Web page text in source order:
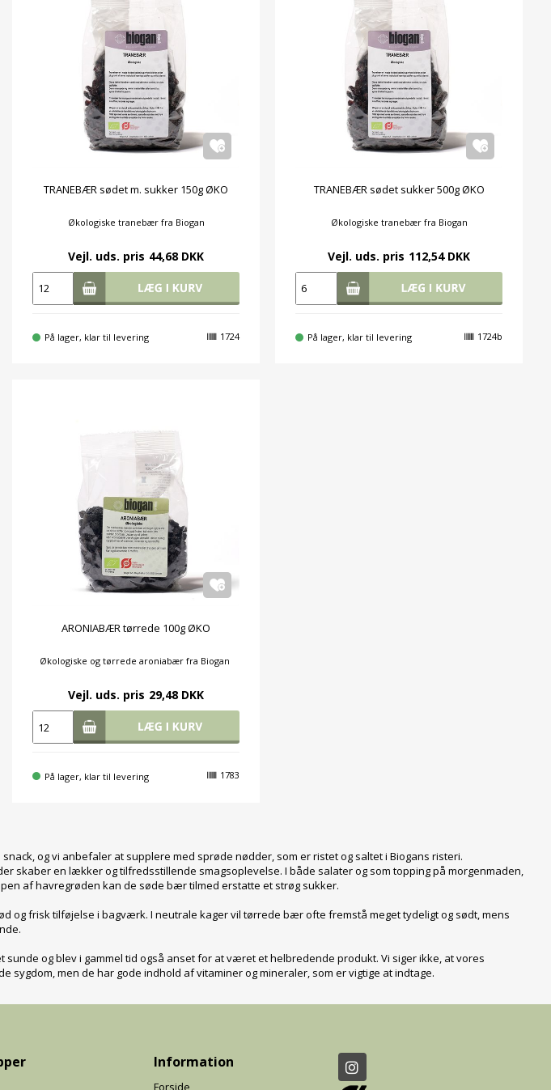
TRANEBÆR sødet m. sukker 150g ØKO
Økologiske tranebær fra Biogan
Vejl. uds. pris 44,68 DKK
1724
På lager, klar til levering
TRANEBÆR sødet sukker 500g ØKO
Økologiske tranebær fra Biogan
Vejl. uds. pris 112,54 DKK
1724b
På lager, klar til levering
ARONIABÆR tørrede 100g ØKO
Økologiske og tørrede aroniabær fra Biogan
Vejl. uds. pris 29,48 DKK
1783
På lager, klar til levering
og vi anbefaler at supplere med sprøde nødder, som er ristet og saltet i Biogans risteri.
skaber en lækker og tilfredsstillende smagsoplevelse. I både salater og som topping på morgenmaden,
af havregrøden kan de søde bær tilmed erstatte et strøg sukker.
og frisk tilføjelse i bagværk. I neutrale kager vil tørrede bær ofte fremstå meget tydeligt og sødt, mens
og blev i gammel tid også anset for at været et helbredende produkt. Vi siger ikke, at vores
men de har gode indhold af vitaminer og mineraler, som er vigtige at indtage.
Information
Forside